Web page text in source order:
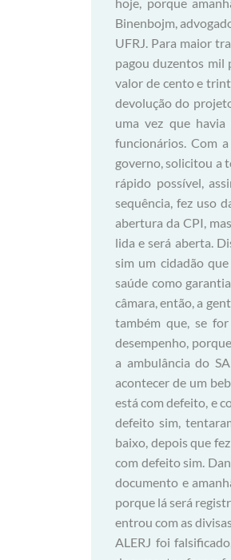
Binenbojm,
UFRJ. Para maior
pagou duzentos mil
valor de cento e
devolução do
uma vez que
funcionários. Com
governo, solicitou a
rápido possível,
sequência, fez uso
abertura da CPI,
lida e será aberta.
sim um cidadão
saúde como
câmara, então, a
também que, se
desempenho,
a ambulância do
acontecer de um
está com defeito, e
defeito sim,
baixo, depois que
com defeito sim.
documento e
porque lá será
entrou com as
ALERJ foi